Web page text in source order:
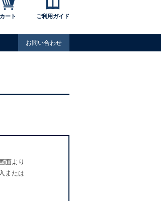
カート ご利用ガイド
お問い合わせ
面より
または